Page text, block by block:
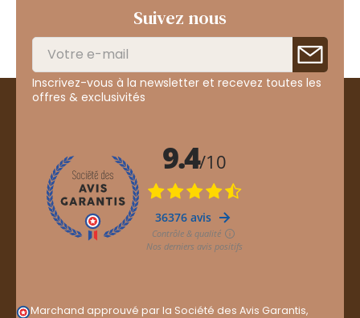
Suivez nous
Inscrivez-vous à la newsletter et recevez toutes les
offres & exclusivités
Marchand approuvé par la Société des Avis Garantis,